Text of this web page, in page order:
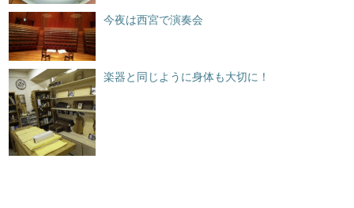
今夜は西宮で演奏会
楽器と同じように身体も大切に！